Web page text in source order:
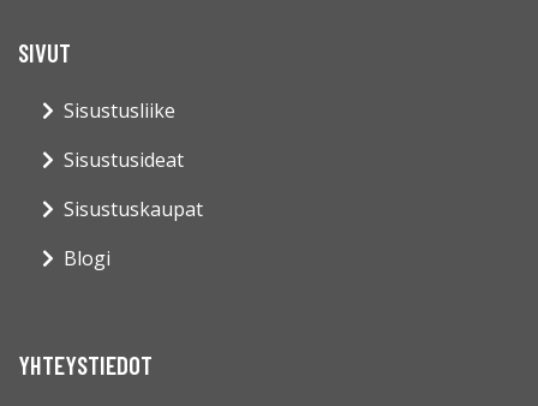
SIVUT
Sisustusliike
Sisustusideat
Sisustuskaupat
Blogi
YHTEYSTIEDOT